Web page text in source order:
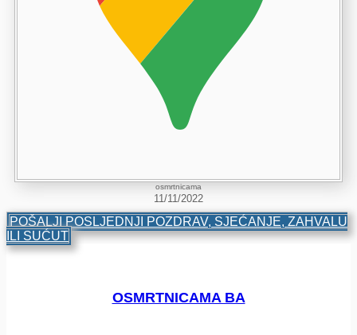
osmrtnicama
11/11/2022
POŠALJI POSLJEDNJI POZDRAV, SJEĆANJE, ZAHVALU
ILI SUĆUT
OSMRTNICAMA BA